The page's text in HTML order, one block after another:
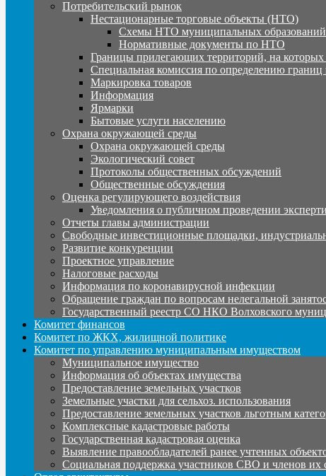
Потребительский рынок
Нестационарные торговые объекты (НТО)
Схемы НТО муниципальных образований
Нормативные документы по НТО
Границы прилегающих территорий, на которых
Специальная комиссия по определению
Маркировка товаров
Информация
Ярмарки
Бытовые услуги населению
Охрана окружающей среды
Охрана окружающей среды
Экологический совет
Протоколы общественных обсуждений
Общественные обсуждения
Оценка регулирующего воздействия
Уведомления о публичном проведении
Отчеты главы администрации
Свободные инвестиционные площадки,
Развитие конкуренции
Проектное управление
Налоговые расходы
Информация по коронавирусной инфекции
Обращение граждан по вопросам нелегальной
Государственный реестр СО НКО Волховского
Комитет финансов
Комитет по ЖКХ, жилищной политике
Комитет по управлению муниципальным имуществом
Муниципальное имущество
Информация об объектах имущества
Предоставление земельных участков
Земельные участки для сельхоз. использования
Предоставление земельных участков льготным
Комплексные кадастровые работы
Государственная кадастровая оценка
Выявление правообладателей ранее учтенных
Социальная поддержка участников СВО и членов их